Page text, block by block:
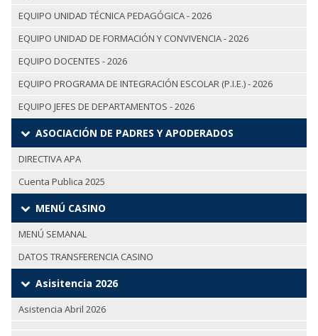
EQUIPO UNIDAD TÉCNICA PEDAGÓGICA - 2026
EQUIPO UNIDAD DE FORMACIÓN Y CONVIVENCIA - 2026
EQUIPO DOCENTES - 2026
EQUIPO PROGRAMA DE INTEGRACIÓN ESCOLAR (P.I.E.) - 2026
EQUIPO JEFES DE DEPARTAMENTOS - 2026
ASOCIACIÓN DE PADRES Y APODERADOS
DIRECTIVA APA
Cuenta Publica 2025
MENÚ CASINO
MENÚ SEMANAL
DATOS TRANSFERENCIA CASINO
Asisitencia 2026
Asistencia Abril 2026